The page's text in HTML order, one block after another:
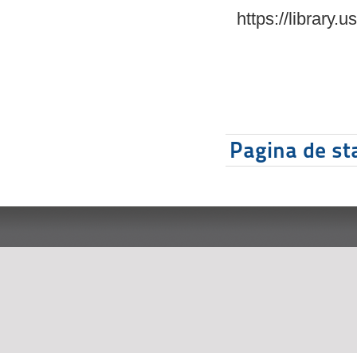
https://
Pagina de